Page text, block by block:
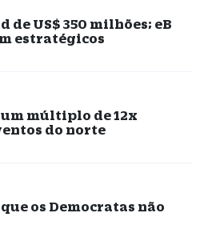
US$ 350 milhões; eB
estratégicos
um múltiplo de 12x
do norte
os Democratas não